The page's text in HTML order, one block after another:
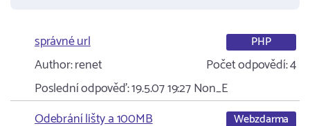
správné url PHP
Author:renet Počet odpovědí:4
Poslední odpověď:19.5.07 19:27Non_E
Odebrání lišty a 100MB
Webzdarma